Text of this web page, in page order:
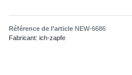
Référence de l’article NEW-6686
Fabricant: ich-zapfe